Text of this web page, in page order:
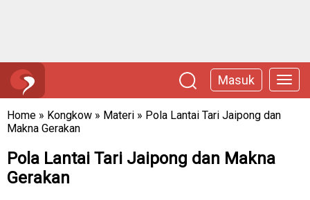
Masuk
Home » Kongkow » Materi » Pola Lantai Tari Jaipong dan
Makna Gerakan
Pola Lantai Tari Jaipong dan Makna
Gerakan